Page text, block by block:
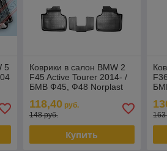
5
Коврики в салон BMW 2
F45 Active Tourer 2014- /
БМВ Ф45, Ф48 Norplast
118,40руб.
148 руб.
Купить
163